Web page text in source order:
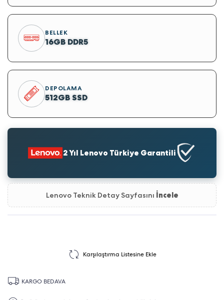
BELLEK
16GB DDR5
DEPOLAMA
512GB SSD
2 Yıl Lenovo Türkiye Garantili
Lenovo Teknik Detay Sayfasını İncele
Karşılaştırma Listesine Ekle
KARGO BEDAVA